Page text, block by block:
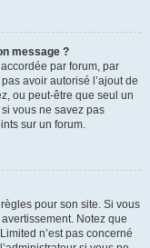
message ?
par forum, par
avoir autorisé l’ajout de
ou peut-être que seul un
vous ne savez pas
sur un forum.
pour son site. Si vous
Notez que
n’est pas concerné